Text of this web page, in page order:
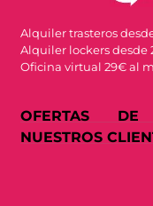
Alquiler trasteros
Alquiler lockers desde
Oficina virtual 29€ al
OFERTAS DE
NUESTROS